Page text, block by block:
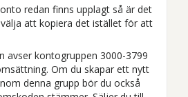
redan finns upplagt så är det
att kopiera det istället för att
avser kontogruppen 3000-3799
Om du skapar ett nytt
denna grupp bör du också